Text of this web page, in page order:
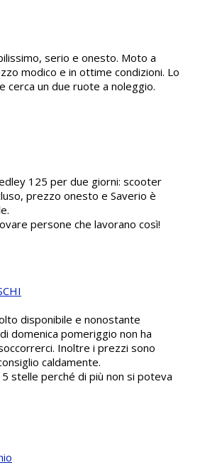
serio e onesto. Moto a
modico e in ottime condizioni. Lo
cerca un due ruote a noleggio.
125 per due giorni: scooter
prezzo onesto e Saverio è
persone che lavorano così!
disponibile e nonostante
domenica pomeriggio non ha
Inoltre i prezzi sono
caldamente.
stelle perché di più non si poteva